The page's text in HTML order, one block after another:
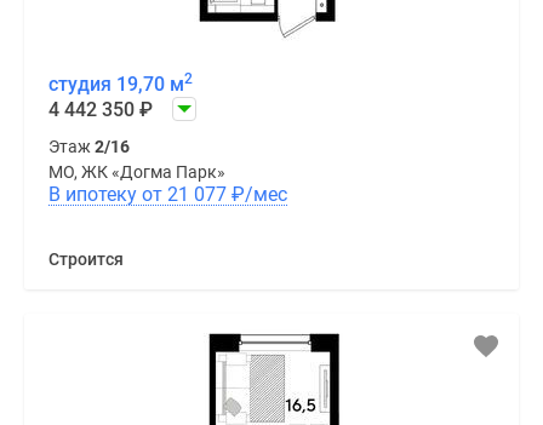
студия 19,70 м2
4 442 350 ₽
Этаж 2/16
МО, ЖК «Догма Парк»
В ипотеку от 21 077 ₽/мес
Строится